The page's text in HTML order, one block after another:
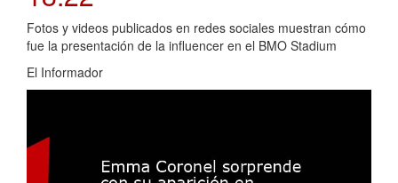
Fotos y videos publicados en redes sociales muestran cómo
fue la presentación de la influencer en el BMO Stadium
El Informador